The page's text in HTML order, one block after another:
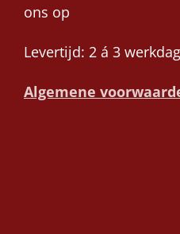
ons op
Levertijd: 2 á 3
Algemene